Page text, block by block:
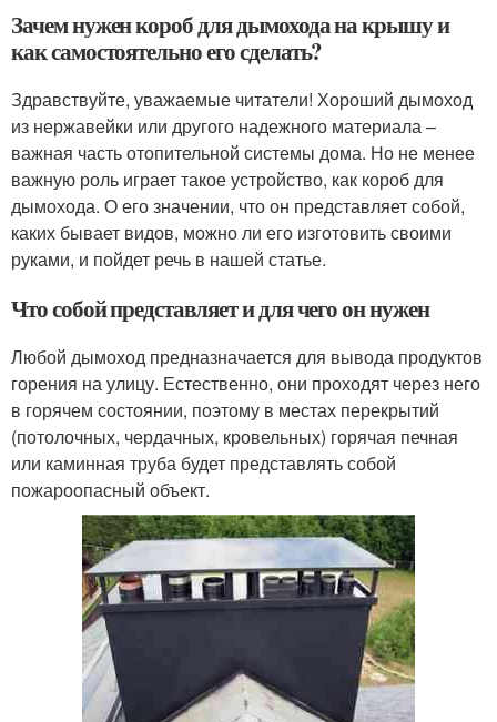
Зачем нужен короб для дымохода на крышу и
как самостоятельно его сделать?
Здравствуйте, уважаемые читатели! Хороший дымоход
из нержавейки или другого надежного материала –
важная часть отопительной системы дома. Но не менее
важную роль играет такое устройство, как короб для
дымохода. О его значении, что он представляет собой,
каких бывает видов, можно ли его изготовить своими
руками, и пойдет речь в нашей статье.
Что собой представляет и для чего он нужен
Любой дымоход предназначается для вывода продуктов
горения на улицу. Естественно, они проходят через него
в горячем состоянии, поэтому в местах перекрытий
(потолочных, чердачных, кровельных) горячая печная
или каминная труба будет представлять собой
пожароопасный объект.